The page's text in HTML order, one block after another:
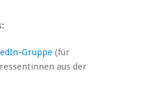
Gruppe (für
aus der